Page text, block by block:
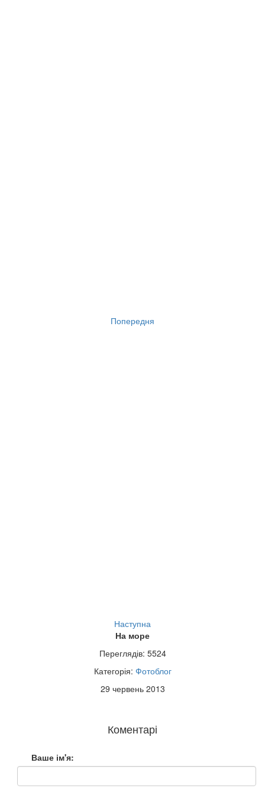
Попередня
Наступна
На море
Переглядів: 5524
Категорія: Фотоблог
29 червень 2013
Коментарі
Ваше ім'я: